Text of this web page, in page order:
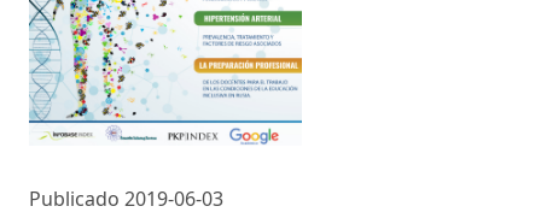
Publicado 2019-06-03